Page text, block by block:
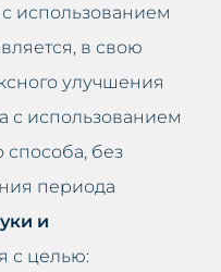
использованием
в свою
улучшения
с использованием
способа, без
периода
и
с целью: